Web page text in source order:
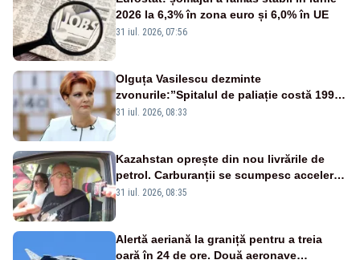
2026 la 6,3% în zona euro și 6,0% în UE
31 iul. 2026, 07:56
Olguța Vasilescu dezminte
zvonurile:”Spitalul de paliație costă 199
de milioane de euro, nu 500 de milioane”
31 iul. 2026, 08:33
Kazahstan oprește din nou livrările de
petrol. Carburanții se scumpesc accelerat,
iar românii plătesc nota de plată
31 iul. 2026, 08:35
Alertă aeriană la graniță pentru a treia
oară în 24 de ore. Două aeronave